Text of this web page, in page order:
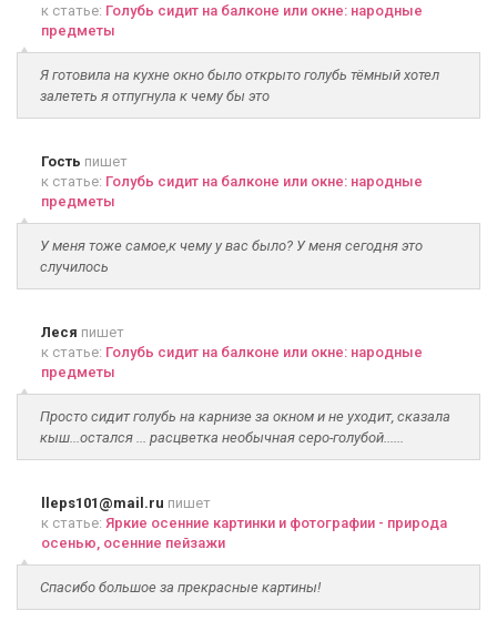
к статье: Голубь сидит на балконе или окне: народные
предметы
Я готовила на кухне окно было открыто голубь тёмный хотел
залететь я отпугнула к чему бы это
Гость пишет
к статье: Голубь сидит на балконе или окне: народные
предметы
У меня тоже самое,к чему у вас было? У меня сегодня это
случилось
Леся пишет
к статье: Голубь сидит на балконе или окне: народные
предметы
Просто сидит голубь на карнизе за окном и не уходит, сказала
кыш...остался ... расцветка необычная серо-голубой......
lleps101@mail.ru пишет
к статье: Яркие осенние картинки и фотографии - природа
осенью, осенние пейзажи
Спасибо большое за прекрасные картины!